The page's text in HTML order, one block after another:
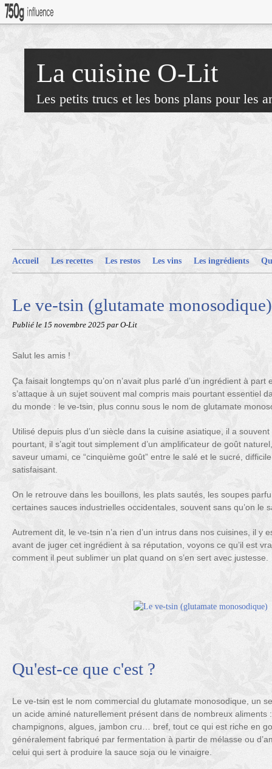
La cuisine O-Lit
Les petits trucs et les bons plans pour les
Accueil Les recettes Les restos Les vins Les ingrédients
Le ve-tsin (glutamate monosodique)
Publié le 15 novembre 2025 par O-Lit
Salut les amis !
Ça faisait longtemps qu’on n’avait plus parlé d’un ingrédient à part
s’attaque à un sujet souvent mal compris mais pourtant essentiel
du monde : le ve-tsin, plus connu sous le nom de glutamate
Utilisé depuis plus d’un siècle dans la cuisine asiatique, il a
pourtant, il s’agit tout simplement d’un amplificateur de goût
saveur umami, ce “cinquième goût” entre le salé et le sucré,
satisfaisant.
On le retrouve dans les bouillons, les plats sautés, les soupes
certaines sauces industrielles occidentales, souvent sans qu’on le
Autrement dit, le ve-tsin n’a rien d’un intrus dans nos cuisines, il y
avant de juger cet ingrédient à sa réputation, voyons ce qu’il est
comment il peut sublimer un plat quand on s’en sert avec justesse.
Qu'est-ce que c'est ?
Le ve-tsin est le nom commercial du glutamate monosodique, un
un acide aminé naturellement présent dans de nombreux aliments
champignons, algues, jambon cru… bref, tout ce qui est riche en
généralement fabriqué par fermentation à partir de mélasse ou
celui qui sert à produire la sauce soja ou le vinaigre.